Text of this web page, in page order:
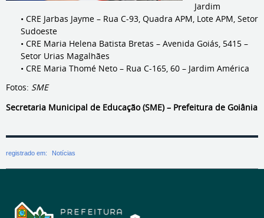
Jardim
• CRE Jarbas Jayme – Rua C-93, Quadra APM, Lote APM, Setor
Sudoeste
• CRE Maria Helena Batista Bretas – Avenida Goiás, 5415 –
Setor Urias Magalhães
• CRE Maria Thomé Neto – Rua C-165, 60 – Jardim América
Fotos: SME
Secretaria Municipal de Educação (SME) – Prefeitura de Goiânia
registrado em: Notícias